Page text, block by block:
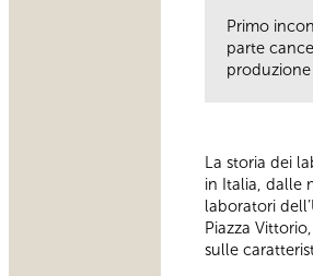
Primo
parte
La storia dei
in Italia, dalle
laboratori
Piazza
sulle